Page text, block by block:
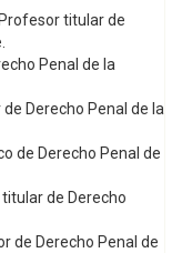
Profesor titular de
Penal de la
Derecho Penal de la
de Derecho Penal de
de Derecho
de Derecho Penal de